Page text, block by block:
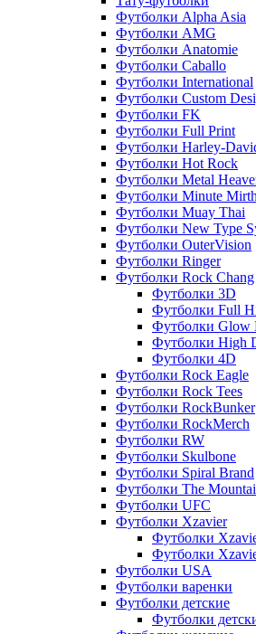
Футболки Alpha Asia
Футболки AMG
Футболки Anatomie
Футболки Caballo
Футболки International
Футболки Custom
Футболки FK
Футболки Full Print
Футболки Harley-
Футболки Hot Rock
Футболки Metal
Футболки Minute Mirth
Футболки Muay Thai
Футболки New Type
Футболки OuterVision
Футболки Ringer
Футболки Rock Chang
Футболки 3D
Футболки Full
Футболки Glow
Футболки High
Футболки 4D
Футболки Rock Eagle
Футболки Rock Tees
Футболки RockBunker
Футболки RockMerch
Футболки RW
Футболки Skulbone
Футболки Spiral Brand
Футболки The
Футболки UFC
Футболки Xzavier
Футболки
Футболки
Футболки USA
Футболки варенки
Футболки детские
Футболки